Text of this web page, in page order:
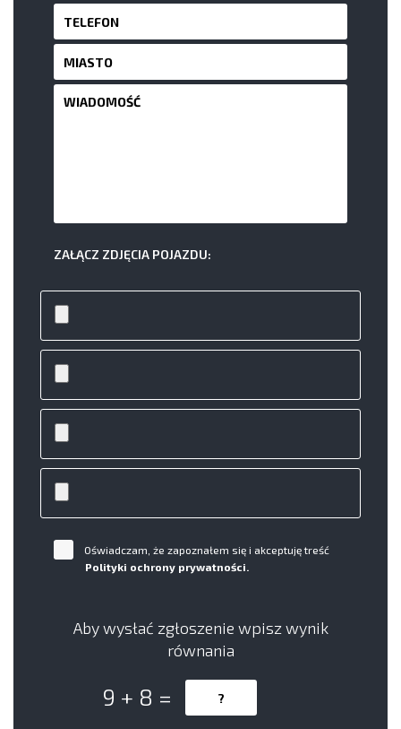
ZAŁĄCZ ZDJĘCIA POJAZDU:
Oświadczam, że zapoznałem się i akceptuję treść
Polityki ochrony prywatności.
Aby wysłać zgłoszenie wpisz wynik
równania
9 + 8 =